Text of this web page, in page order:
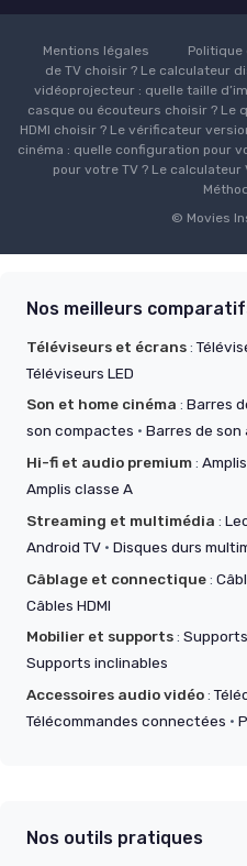
Mentions légales
de TV choisir ? Le calculateur
vidéoprojecteur : quelle taille
casque ou écouteurs choisir ? Le
HDMI choisir ? Le vérificateur
cinéma : quelle configuration pour
pour votre TV ? Le calculateur
© Movies
Nos meilleurs
Téléviseurs et écrans:
Téléviseurs LED
Son et home cinéma : Barres
son compactes · Barres de
Hi-fi et audio premium:
Amplis classe A
Streaming et multimédia :
Android TV · Disques durs
Câblage et connectique:
Câbles HDMI
Mobilier et supports:
Supports inclinables
Accessoires audio vidéo:
Télécommandes connectées ·
Nos outils pratiques